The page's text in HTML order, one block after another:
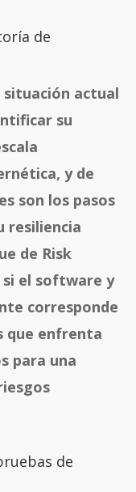
de
situación actual
su
y de
son los pasos
resiliencia
de Risk
el software y
corresponde
que enfrenta
para una
de